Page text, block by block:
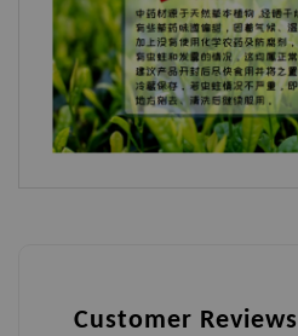
Customer Reviews